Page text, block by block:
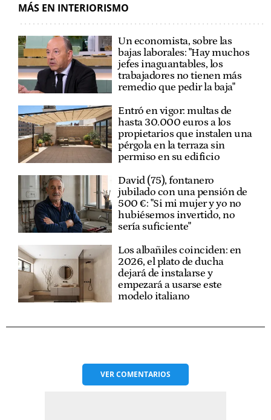
MÁS EN INTERIORISMO
Un economista, sobre las
bajas laborales: "Hay muchos
jefes inaguantables, los
trabajadores no tienen más
remedio que pedir la baja"
Entró en vigor: multas de
hasta 30.000 euros a los
propietarios que instalen una
pérgola en la terraza sin
permiso en su edificio
David (75), fontanero
jubilado con una pensión de
500 €: "Si mi mujer y yo no
hubiésemos invertido, no
sería suficiente"
Los albañiles coinciden: en
2026, el plato de ducha
dejará de instalarse y
empezará a usarse este
modelo italiano
VERCOMENTARIOS